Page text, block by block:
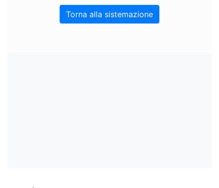
Torna alla sistemazione